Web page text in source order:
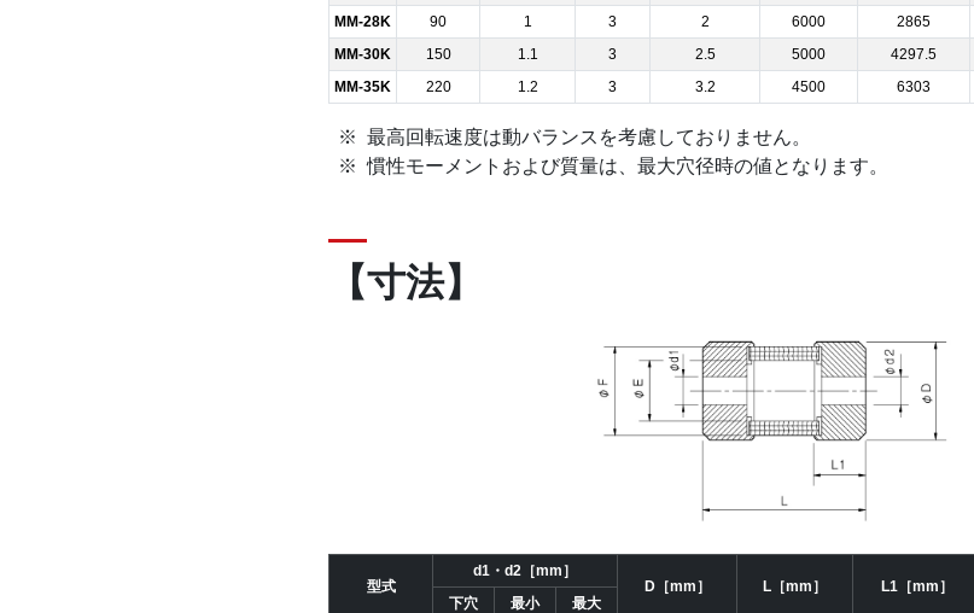
MM-28K
90 1 3 2 6000 2865
MM-30K
150 1.1 3 2.5 5000 4297.5
MM-35K
220 1.2 3 3.2 4500 6303
最高回転速度は動バランスを考慮しておりません。
慣性モーメントおよび質量は、最大穴径時の値となります。
【寸法】
型式
d1・d2［mm］
D［mm］
L［mm］ L1［mm］
下穴
最小
最大